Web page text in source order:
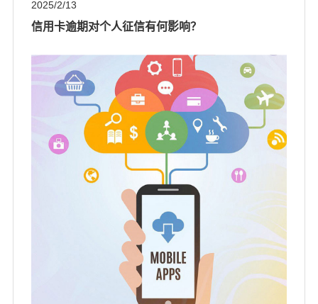
2025/2/13
信用卡逾期对个人征信有何影响？